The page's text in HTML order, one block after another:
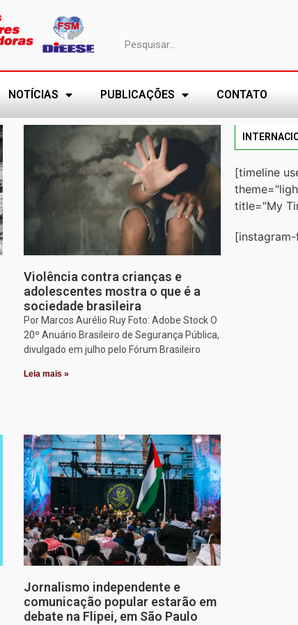
NOTÍCIAS PUBLICAÇÕES CONTATO
Violência contra crianças e
adolescentes mostra o que é a
sociedade brasileira
Por Marcos Aurélio Ruy Foto: Adobe Stock O
20º Anuário Brasileiro de Segurança Pública,
divulgado em julho pelo Fórum Brasileiro
Leia mais »
Jornalismo independente e
comunicação popular estarão em
debate na Flipei, em São Paulo
[timeline
title="My